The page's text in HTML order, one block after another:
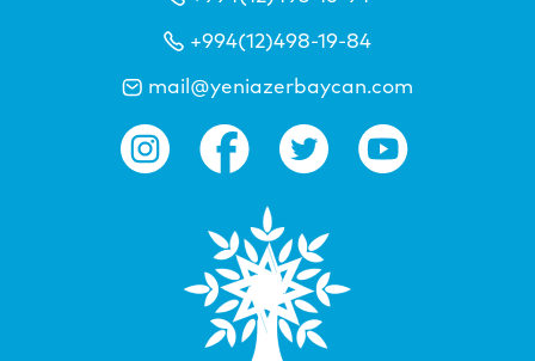
+994(12)498-19-84
mail@yeniazerbaycan.com